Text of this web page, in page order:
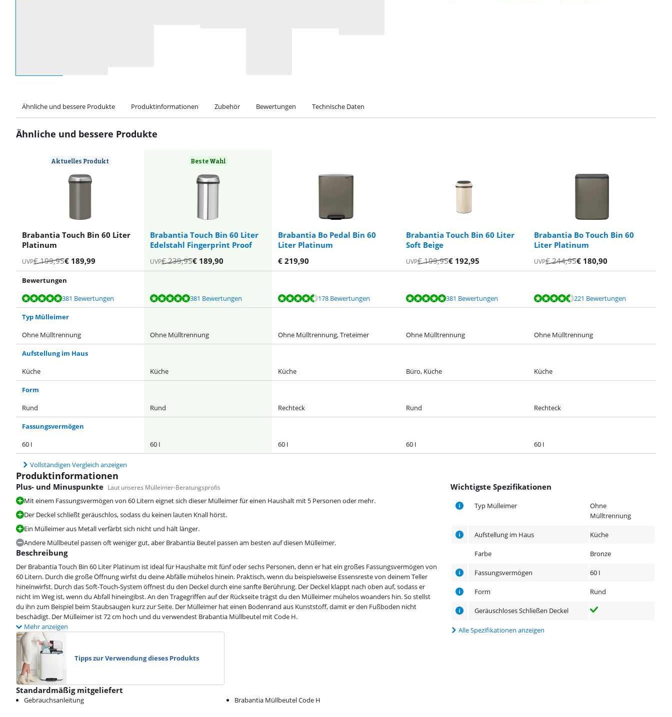
Ähnliche und bessere Produkte Produktinformationen Zubehör Bewertungen Technische Daten
Ähnliche und bessere Produkte
Aktuelles Produkt
Brabantia Touch Bin 60 Liter
Platinum
Beste Wahl
Brabantia Touch Bin 60 Liter
Edelstahl Fingerprint Proof
Brabantia Bo Pedal Bin 60
Liter Platinum
Brabantia Touch Bin 60 Liter
Soft Beige
Brabantia Bo Touch Bin 60
Liter Platinum
UVP€199,95€ 189,99 UVP€239,95€ 189,90 € 219,90 UVP€199,95€ 192,95 UVP€244,95€ 180,90
Bewertungen
Bewertet mit 9,5 von 10, basierend auf 381 Bewertungen.
381 Bewertungen
Bewertet mit 9,5 von 10, basierend auf 381 Bewertungen. 381 Bewertungen
Bewertet mit 9,2 von 10, basierend auf 178 Bewertungen. 178 Bewertungen
Bewertet mit 9,5 von 10, basierend auf 381 Bewertungen. 381 Bewertungen
Bewertet mit 9,3 von 10, basierend auf 221 Bewertungen. 221 Bewertungen
Typ Mülleimer
Ohne Mülltrennung
Ohne Mülltrennung Ohne Mülltrennung, Treteimer Ohne Mülltrennung Ohne Mülltrennung
Aufstellung im Haus
Küche
Küche Küche Büro, Küche Küche
Form
Rund
Rund Rechteck Rund Rechteck
Fassungsvermögen
60 I
60 I 60 I 60 I 60 I
Vollständigen Vergleich anzeigen
Produktinformationen
Wichtigste Spezifikationen
Typ Mülleimer
Ohne
Mülltrennung
Aufstellung im Haus Küche
Farbe Bronze
Fassungsvermögen 60 I
Form Rund
Geräuschloses Schließen Deckel
Alle Spezifikationen anzeigen
Plus- und Minuspunkte Laut unseres Mülleimer-Beratungsprofis
Mit einem Fassungsvermögen von 60 Litern eignet sich dieser Mülleimer für einen Haushalt mit 5 Personen oder mehr.
Der Deckel schließt geräuschlos, sodass du keinen lauten Knall hörst.
Ein Mülleimer aus Metall verfärbt sich nicht und hält länger.
Andere Müllbeutel passen oft weniger gut, aber Brabantia Beutel passen am besten auf diesen Mülleimer.
Beschreibung
Der Brabantia Touch Bin 60 Liter Platinum ist ideal für Haushalte mit fünf oder sechs Personen, denn er hat ein großes Fassungsvermögen von
60 Litern. Durch die große Öffnung wirfst du deine Abfälle mühelos hinein. Praktisch, wenn du beispielsweise Essensreste von deinem Teller
hineinwirfst. Durch das Soft-Touch-System öffnest du den Deckel durch eine sanfte Berührung. Der Deckel klappt nach oben auf, sodass er
nicht im Weg ist, wenn du Abfall hineingibst. An den Tragegriffen auf der Rückseite trägst du den Mülleimer mühelos woanders hin. So stellst
du ihn zum Beispiel beim Staubsaugen kurz zur Seite. Der Mülleimer hat einen Bodenrand aus Kunststoff, damit er den Fußboden nicht
beschädigt. Der Mülleimer ist 72 cm hoch und du verwendest Brabantia Müllbeutel mit Code H.
Mehr anzeigen
Tipps zur Verwendung dieses Produkts
Standardmäßig mitgeliefert
Gebrauchsanleitung Brabantia Müllbeutel Code H